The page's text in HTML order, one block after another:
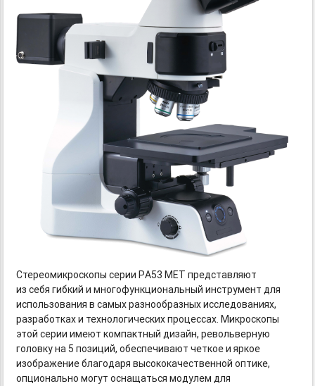
Стереомикроскопы серии PА53 MET представляют
из себя гибкий и многофункциональный инструмент для
использования в самых разнообразных исследованиях,
разработках и технологических процессах. Микроскопы
этой серии имеют компактный дизайн, револьверную
головку на 5 позиций, обеспечивают четкое и яркое
изображение благодаря высококачественной оптике,
опционально могут оснащаться модулем для